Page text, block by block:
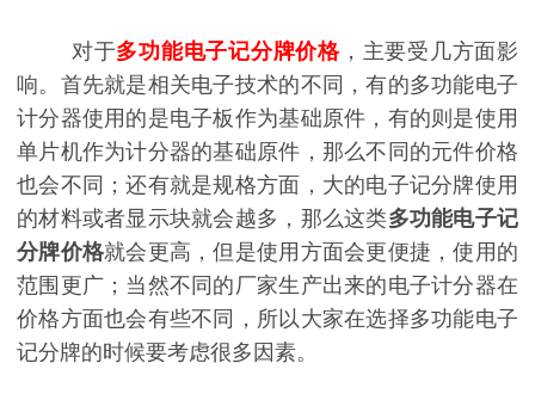
对于多功能电子记分牌价格，主要受几方面影
响。首先就是相关电子技术的不同，有的多功能电子
计分器使用的是电子板作为基础原件，有的则是使用
单片机作为计分器的基础原件，那么不同的元件价格
也会不同；还有就是规格方面，大的电子记分牌使用
的材料或者显示块就会越多，那么这类多功能电子记
分牌价格就会更高，但是使用方面会更便捷，使用的
范围更广；当然不同的厂家生产出来的电子计分器在
价格方面也会有些不同，所以大家在选择多功能电子
记分牌的时候要考虑很多因素。